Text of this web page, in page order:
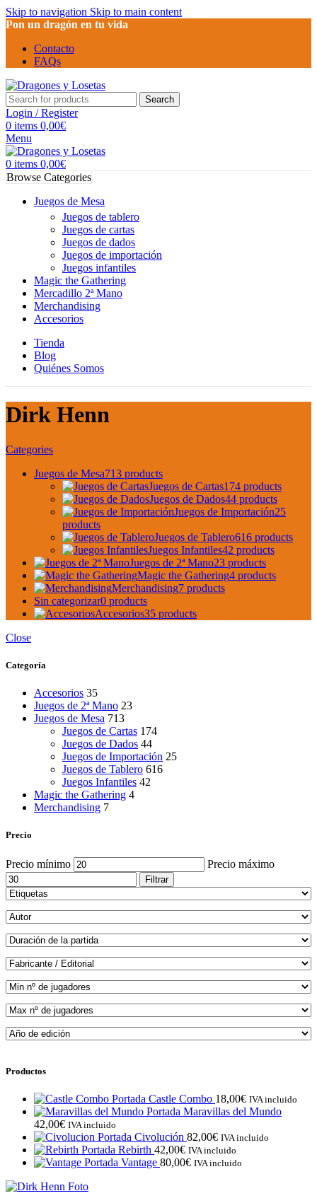
Skip to navigation Skip to main content
Pon un dragón en tu vida
Contacto
FAQs
Search
Login / Register
0 items 0,00€
Menu
0 items 0,00€
Browse Categories
Juegos de Mesa
Juegos de tablero
Juegos de cartas
Juegos de dados
Juegos de importación
Juegos infantiles
Magic the Gathering
Mercadillo 2ª Mano
Merchandising
Accesorios
Tienda
Blog
Quiénes Somos
Dirk Henn
Categories
Juegos de Mesa713 products
Juegos de Cartas174 products
Juegos de Dados44 products
Juegos de Importación25
products
Juegos de Tablero616 products
Juegos Infantiles42 products
Juegos de 2ª Mano23 products
Magic the Gathering4 products
Merchandising7 products
Sin categorizar0 products
Accesorios35 products
Close
Categoría
Accesorios 35
Juegos de 2ª Mano 23
Juegos de Mesa 713
Juegos de Cartas 174
Juegos de Dados 44
Juegos de Importación 25
Juegos de Tablero 616
Juegos Infantiles 42
Magic the Gathering 4
Merchandising 7
Precio
Precio mínimo Precio máximo
Filtrar
Productos
Castle Combo 18,00€ IVA incluido
Maravillas del Mundo
42,00€ IVA incluido
Civolución 82,00€ IVA incluido
Rebirth 42,00€ IVA incluido
Vantage 80,00€ IVA incluido